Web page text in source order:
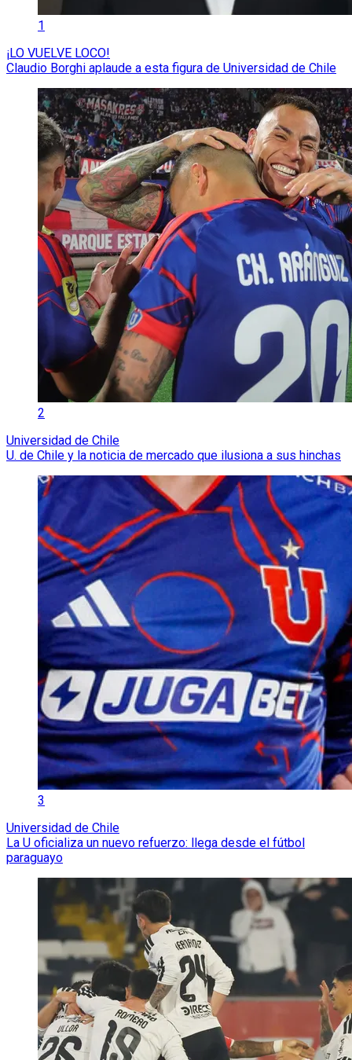
1
¡LO VUELVE LOCO!
Claudio Borghi aplaude a esta figura de Universidad de Chile
2
Universidad de Chile
U. de Chile y la noticia de mercado que ilusiona a sus hinchas
3
Universidad de Chile
La U oficializa un nuevo refuerzo: llega desde el fútbol
paraguayo